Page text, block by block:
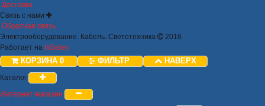
Доставка
Связь с нами
Обратная связь
Электрооборудование. Кабель. Светотехника
2016
Работает на InSales
КОРЗИНА 0 ФИЛЬТР НАВЕРХ
Каталог
Интернет-магазин